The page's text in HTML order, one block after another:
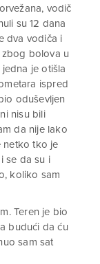
vodič
su 12 dana
dva vodiča i
bolova u
je otišla
ispred
oduševljen
nisu bili
da nije lako
netko tko je
se da su i
koliko sam
Teren je bio
budući da ću
sam sat